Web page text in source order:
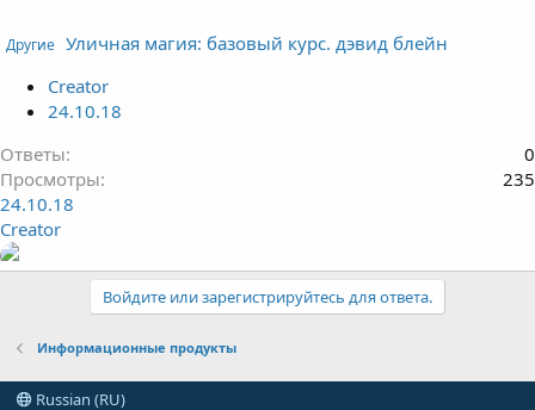
Другие Уличная магия: базовый курс. дэвид блейн
Creator
24.10.18
Ответы
0
Просмотры
235
24.10.18
Creator
Войдите или зарегистрируйтесь для ответа.
Информационные продукты
Russian (RU)